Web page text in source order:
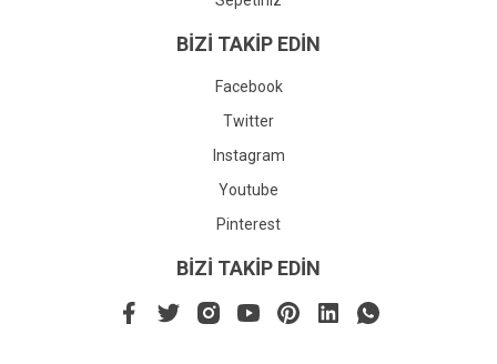
BİZİ TAKİP EDİN
Facebook
Twitter
Instagram
Youtube
Pinterest
BİZİ TAKİP EDİN